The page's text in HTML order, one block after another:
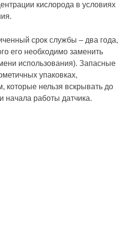
кислорода в условиях
срок службы – два года,
его необходимо заменить
использования). Запасные
упаковках,
которые нельзя вскрывать до
начала работы датчика.